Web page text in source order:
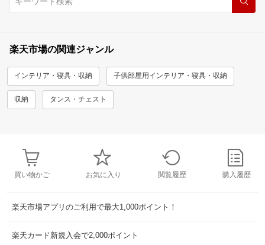
楽天市場の関連ジャンル
インテリア・寝具・収納 子供部屋用インテリア・寝具・収納
収納 タンス・チェスト
買い物かご お気に入り 閲覧履歴 購入履歴
楽天市場アプリのご利用で最大1,000ポイント！
楽天カード新規入会で2,000ポイント